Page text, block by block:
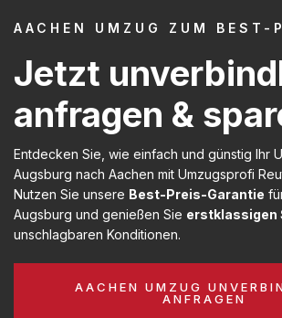
AACHEN UMZUG ZUM BEST-
Jetzt
anfragen &
Entdecken Sie, wie einfach und günstig Ihr
Augsburg nach Aachen mit Umzugsprofi
Nutzen Sie unsere Best-Preis-Garantie
Augsburg und genießen Sie erstklassigen
unschlagbaren Konditionen.
AACHEN UMZUG
ANFRAGEN